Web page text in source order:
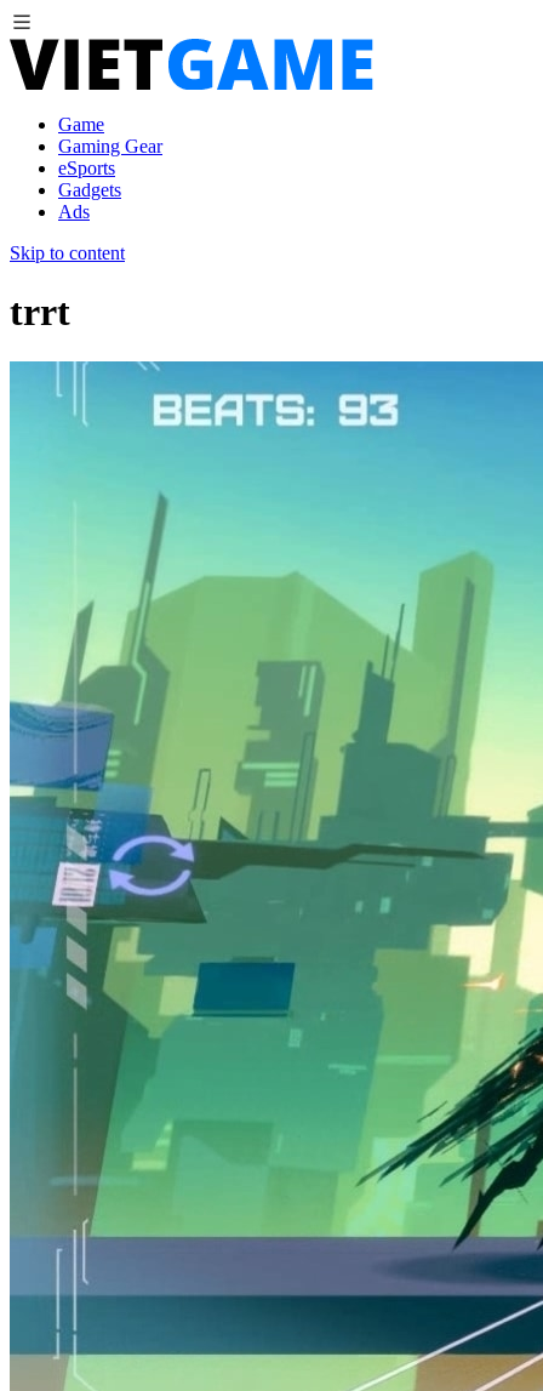
Game
Gaming Gear
eSports
Gadgets
Ads
Skip to content
trrt